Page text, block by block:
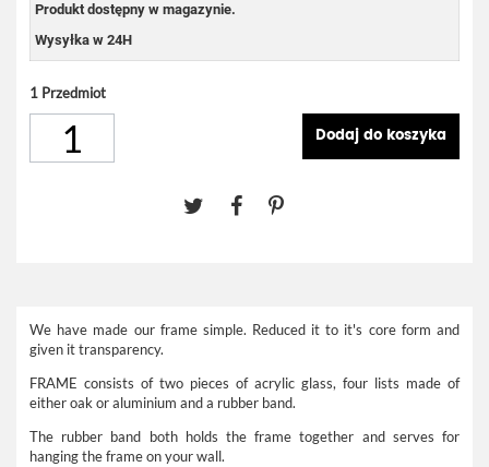
Produkt dostępny w magazynie.
Wysyłka w 24H
1 Przedmiot
Dodaj do koszyka
We have made our frame simple. Reduced it to it's core form and
given it transparency.
FRAME consists of two pieces of acrylic glass, four lists made of
either oak or aluminium and a rubber band.
The rubber band both holds the frame together and serves for
hanging the frame on your wall.